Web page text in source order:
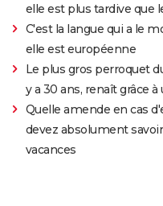
elle est plus tardive que
C'est la langue qui a le
elle est européenne
Le plus gros perroquet
y a 30 ans, renaît grâce à
Quelle amende en cas
devez absolument
vacances